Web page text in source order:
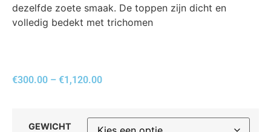
dezelfde zoete smaak. De toppen zijn dicht en
volledig bedekt met trichomen
€300.00 – €1,120.00
GEWICHT